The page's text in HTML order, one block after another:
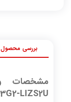
بررسی محصول
LIZS2U